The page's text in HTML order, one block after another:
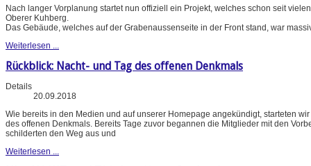
Nach langer Vorplanung startet nun offiziell ein Projekt, welches schon seit
Oberer Kuhberg.
Das Gebäude, welches auf der Grabenaussenseite in der Front stand, war
Weiterlesen ...
Rückblick: Nacht- und Tag des offenen Denkmals
Details
20.09.2018
Wie bereits in den Medien und auf unserer Homepage angekündigt, starteten
des offenen Denkmals. Bereits Tage zuvor begannen die Mitglieder mit den
schilderten den Weg aus und
Weiterlesen ...